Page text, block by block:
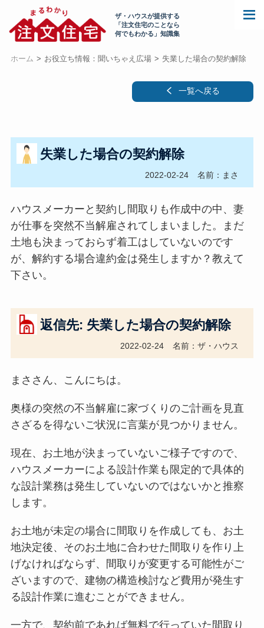
ザ・ハウスが提供する
「注文住宅のことなら
何でもわかる」知識集
ホーム お役立ち情報：聞いちゃえ広場 失業した場合の契約解除
一覧へ戻る
失業した場合の契約解除
2022-02-24 名前：まさ
ハウスメーカーと契約し間取りも作成中の中、妻
が仕事を突然不当解雇されてしまいました。まだ
土地も決まっておらず着工はしていないのです
が、解約する場合違約金は発生しますか？教えて
下さい。
返信先: 失業した場合の契約解除
2022-02-24 名前：ザ・ハウス
まささん、こんにちは。
奥様の突然の不当解雇に家づくりのご計画を見直
さざるを得ないご状況に言葉が見つかりません。
現在、お土地が決まっていないご様子ですので、
ハウスメーカーによる設計作業も限定的で具体的
な設計業務は発生していないのではないかと推察
します。
お土地が未定の場合に間取りを作成しても、お土
地決定後、そのお土地に合わせた間取りを作り上
げなければならず、間取りが変更する可能性がご
ざいますので、建物の構造検討など費用が発生す
る設計作業に進むことができません。
一方で、契約前であれば無料で行っていた間取り